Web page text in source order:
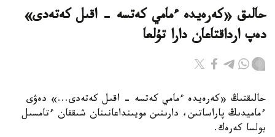
حالىق «كەرەيدە ءمامي كەتسە - اقىل كەتەدى»
دەپ ارداقتاعان دارا تۇلعا
حالىقتىڭ «كەرەيدە ءمامي كەتسە - اقىل كەتەدى...» دەۋى
ءماميدىڭ پاراساتىن، دارىنىن مويىنداعانىنان شىققان ءتامسىل
بولسا كەرەك.